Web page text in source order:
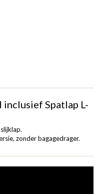
Spatlap L-
zonder bagagedrager.